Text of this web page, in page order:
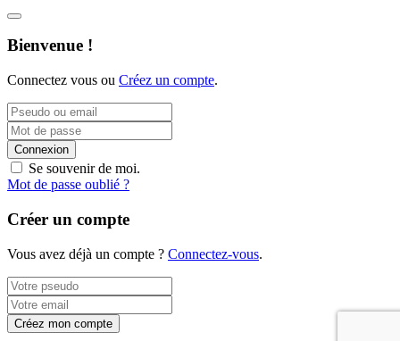
Bienvenue !
Connectez vous ou Créez un compte.
Connexion
Se souvenir de moi.
Mot de passe oublié ?
Créer un compte
Vous avez déjà un compte ? Connectez-vous.
Créez mon compte